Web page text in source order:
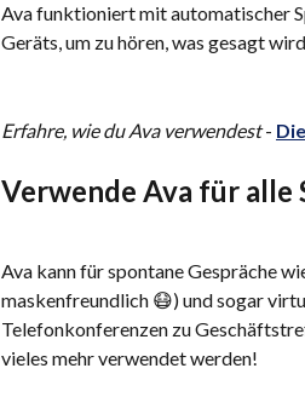
Ava funktioniert mit automatischer
Geräts, um zu hören, was gesagt
Erfahre, wie du Ava verwendest -
Verwende Ava für alle
Ava kann für spontane Gespräche
maskenfreundlich 😷) und sogar
Telefonkonferenzen zu
vieles mehr verwendet werden!